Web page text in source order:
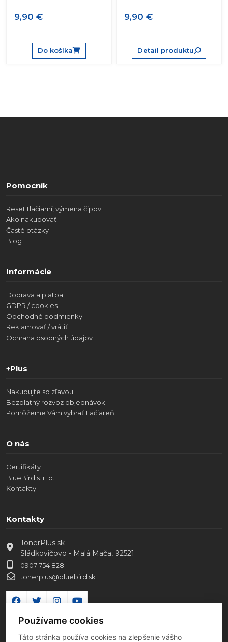
9,90 €
Do košíka
9,90 €
Detail produktu
Pomocník
Reset tlačiarní, výmena čipov
Ako nakupovať
Časté otázky
Blog
Informácie
Doprava a platba
GDPR / cookies
Obchodné podmienky
Reklamovať / vrátiť
Ochrana osobných údajov
+Plus
Nakupujte so zľavou
Bezplatný rozvoz objednávok
Pomôžeme Vám vybrať tlačiareň
O nás
Certifikáty
BlueBird s. r. o.
Kontakty
Kontakty
TonerPlus.sk
Sládkovičovo - Malá Mača, 92521
0907 754 828
tonerplus@bluebird.sk
Používame cookies
Táto stránka používa cookies na zlepšenie vášho